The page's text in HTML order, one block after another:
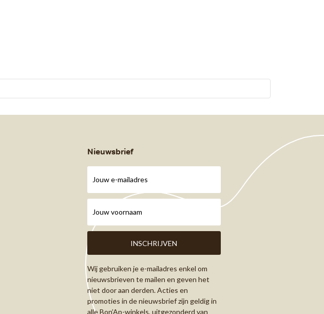
Nieuwsbrief
Wij gebruiken je e-mailadres enkel om
nieuwsbrieven te mailen en geven het
niet door aan derden. Acties en
promoties in de nieuwsbrief zijn geldig in
alle Bon’Ap-winkels, uitgezonderd van